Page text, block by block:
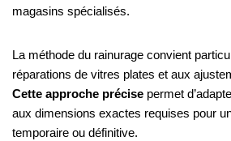
magasins spécialisés.
La méthode du rainurage convient
réparations de vitres plates et aux
Cette approche précise permet
aux dimensions exactes requises pour
temporaire ou définitive.